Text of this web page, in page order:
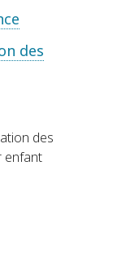
des
des
enfant